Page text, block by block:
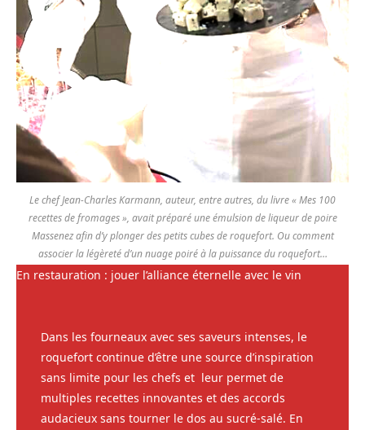
Le chef Jean-Charles Karmann, auteur, entre autres, du livre « Mes 100
recettes de fromages », avait préparé une émulsion de liqueur de poire
Massenez afin d’y plonger des petits cubes de roquefort. Ou comment
associer la légèreté d’un nuage poiré à la puissance du roquefort…
En restauration : jouer l’alliance éternelle avec le vin
Dans les fourneaux avec ses saveurs intenses, le
roquefort continue d’être une source d’inspiration
sans limite pour les chefs et leur permet de
multiples recettes innovantes et des accords
audacieux sans tourner le dos au sucré-salé. En